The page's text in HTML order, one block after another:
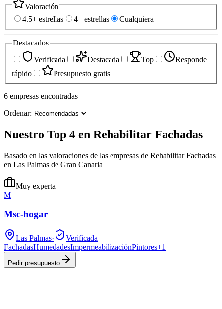
Valoración
4.5+ estrellas
4+ estrellas Cualquiera
Destacados
Verificada
Destacada Top
Responde
rápido
Presupuesto gratis
6 empresas encontradas
Ordenar:
Nuestro Top 4 en Rehabilitar Fachadas
Basado en las valoraciones de las empresas de Rehabilitar Fachadas
en Las Palmas de Gran Canaria
Muy experta
M
Msc-hogar
Las Palmas·
Verificada
FachadasHumedadesImpermeabilizaciónPintores+1
Pedir presupuesto